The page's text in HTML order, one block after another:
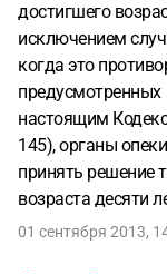
достигшего
исключением
когда это
предусмотренных
настоящим
145), органы
принять решение
возраста десяти
01 сентября 2013,